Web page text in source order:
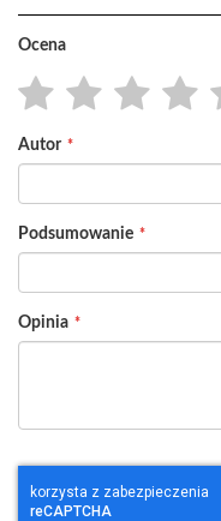
Ocena
star
stars
stars
stars
stars
Autor
Podsumowanie
Opinia